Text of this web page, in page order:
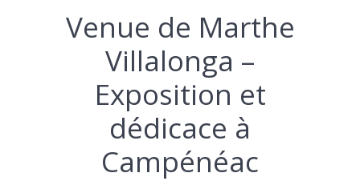
Venue de Marthe
Villalonga –
Exposition et
dédicace à
Campénéac